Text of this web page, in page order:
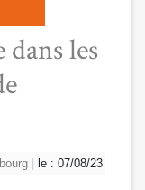
les
le : 07/08/23